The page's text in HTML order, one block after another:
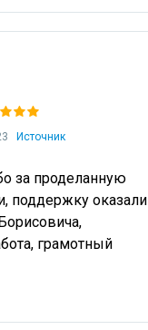
Источник
за проделанную
поддержку оказали
грамотный